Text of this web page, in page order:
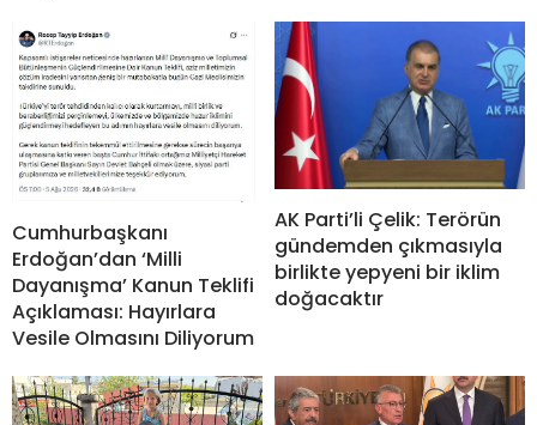
Cumhurbaşkanı
Erdoğan’dan ‘Milli
Dayanışma’ Kanun Teklifi
Açıklaması: Hayırlara
Vesile Olmasını Diliyorum
AK Parti’li Çelik: Terörün
gündemden çıkmasıyla
birlikte yepyeni bir iklim
doğacaktır